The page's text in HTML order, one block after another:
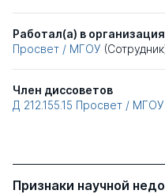
Работал(а) в
Просвет / МГОУ
Член диссоветов
Д 212.155.15 Просвет / МГОУ
Признаки научной